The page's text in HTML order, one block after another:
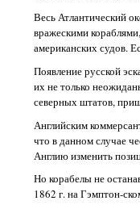
Весь Атлантический
вражескими
американских судов.
Появление русской
их не только
северных штатов,
Английским
что в данном случае
Англию изменить
Но корабелы не
1862 г. на Гэмптон-